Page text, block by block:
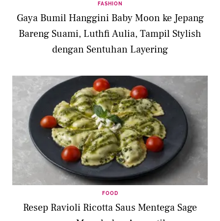
FASHION
Gaya Bumil Hanggini Baby Moon ke Jepang
Bareng Suami, Luthfi Aulia, Tampil Stylish
dengan Sentuhan Layering
FOOD
Resep Ravioli Ricotta Saus Mentega Sage